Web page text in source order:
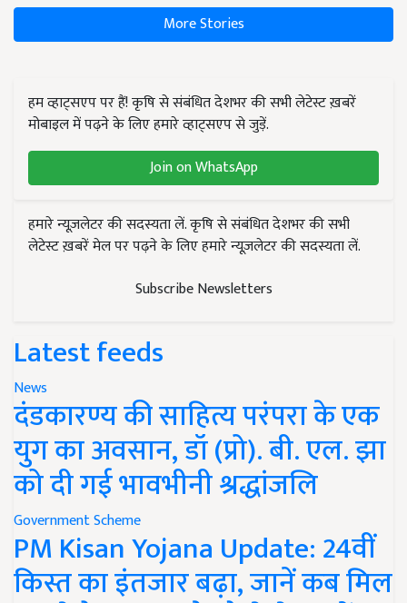
More Stories
हम व्हाट्सएप पर हैं! कृषि से संबंधित देशभर की सभी लेटेस्ट ख़बरें
मोबाइल में पढ़ने के लिए हमारे व्हाट्सएप से जुड़ें.
Join on WhatsApp
हमारे न्यूज़लेटर की सदस्यता लें. कृषि से संबंधित देशभर की सभी
लेटेस्ट ख़बरें मेल पर पढ़ने के लिए हमारे न्यूज़लेटर की सदस्यता लें.
Subscribe Newsletters
Latest feeds
News
दंडकारण्य की साहित्य परंपरा के एक
युग का अवसान, डॉ (प्रो). बी. एल. झा
को दी गई भावभीनी श्रद्धांजलि
Government Scheme
PM Kisan Yojana Update: 24वीं
किस्त का इंतजार बढ़ा, जानें कब मिल